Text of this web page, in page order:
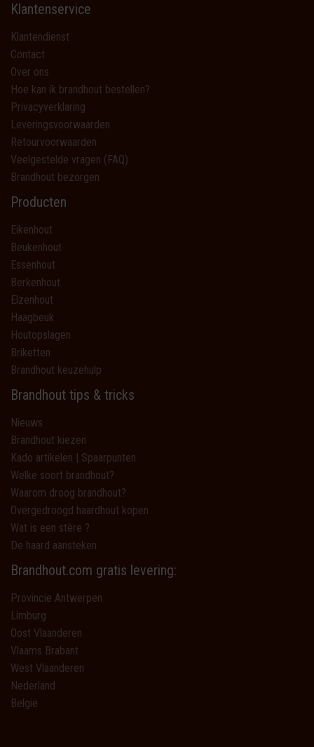
Klantenservice
Klantendienst
Contact
Over ons
Hoe kan ik brandhout bestellen?
Privacyverklaring
Leveringsvoorwaarden
Retourvoorwaarden
Veelgestelde vragen (FAQ)
Brandhout bezorgen
Producten
Eikenhout
Beukenhout
Essenhout
Berkenhout
Elzenhout
Haagbeuk
Houtopslagen
Briketten
Brandhout keuzehulp
Brandhout tips & tricks
Nieuws
Brandhout kiezen
Kado artikelen | Spaarpunten
Welke soort brandhout?
Waarom droog brandhout?
Overgedroogd haardhout kopen
Wat is een stère ?
De haard aansteken
Brandhout.com gratis levering:
Provincie Antwerpen
Limburg
Oost Vlaanderen
Vlaams Brabant
West Vlaanderen
Nederland
België